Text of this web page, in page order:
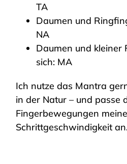
TA
Daumen und
NA
Daumen und kleiner
sich: MA
Ich nutze das Mantra
in der Natur – und passe
Fingerbewegungen
Schrittgeschwindigkeit